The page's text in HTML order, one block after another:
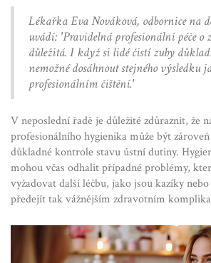
Lékařka Eva Nováková, odbornice na
uvádí: 'Pravidelná profesionální péče o
důležitá. I když si lidé čistí zuby
nemožné dosáhnout stejného výsledku
profesionálním čištění.'
V neposlední řadě je důležité zdůraznit, že
profesionálního hygienika může být
důkladné kontrole stavu ústní dutiny.
mohou včas odhalit případné problémy,
vyžadovat další léčbu, jako jsou kazíky
předejít tak vážnějším zdravotním